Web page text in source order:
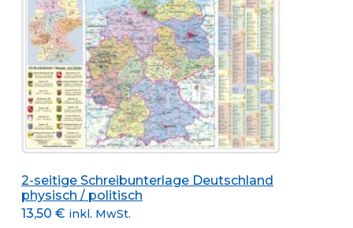
2-seitige Schreibunterlage Deutschland
physisch / politisch
13,50 € inkl. MwSt.